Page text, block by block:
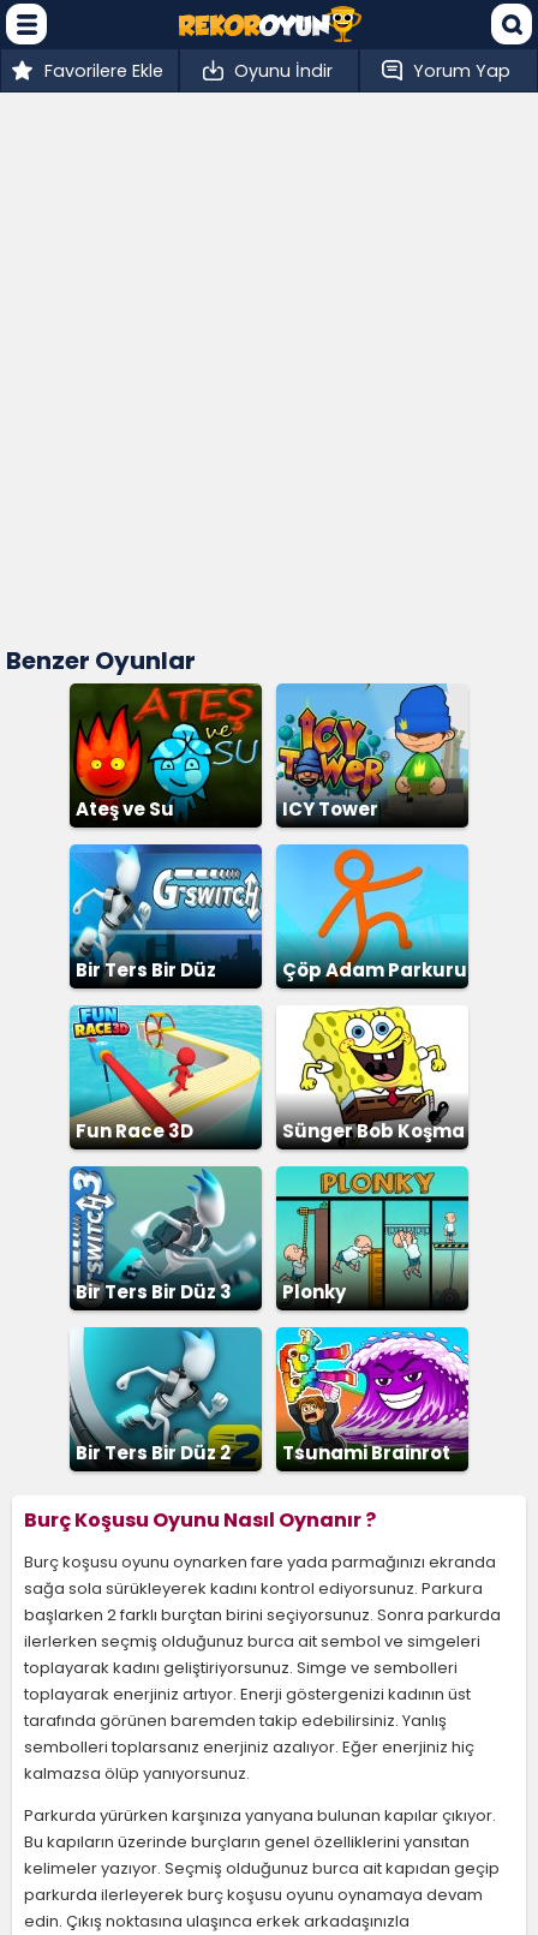
Favorilere Ekle Oyunu İndir Yorum Yap
Benzer Oyunlar
Ateş ve Su ICY Tower
Bir Ters Bir Düz Çöp Adam Parkuru
Fun Race 3D Sünger Bob Koşma
Bir Ters Bir Düz 3 Plonky
Bir Ters Bir Düz 2 Tsunami Brainrot
Burç Koşusu Oyunu Nasıl Oynanır ?
Burç koşusu oyunu oynarken fare yada parmağınızı ekranda
sağa sola sürükleyerek kadını kontrol ediyorsunuz. Parkura
başlarken 2 farklı burçtan birini seçiyorsunuz. Sonra parkurda
ilerlerken seçmiş olduğunuz burca ait sembol ve simgeleri
toplayarak kadını geliştiriyorsunuz. Simge ve sembolleri
toplayarak enerjiniz artıyor. Enerji göstergenizi kadının üst
tarafında görünen baremden takip edebilirsiniz. Yanlış
sembolleri toplarsanız enerjiniz azalıyor. Eğer enerjiniz hiç
kalmazsa ölüp yanıyorsunuz.
Parkurda yürürken karşınıza yanyana bulunan kapılar çıkıyor.
Bu kapıların üzerinde burçların genel özelliklerini yansıtan
kelimeler yazıyor. Seçmiş olduğunuz burca ait kapıdan geçip
parkurda ilerleyerek burç koşusu oyunu oynamaya devam
edin. Çıkış noktasına ulaşınca erkek arkadaşınızla